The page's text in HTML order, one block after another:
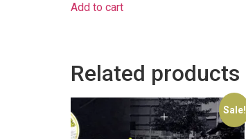
Add to cart
Related products
Sale!